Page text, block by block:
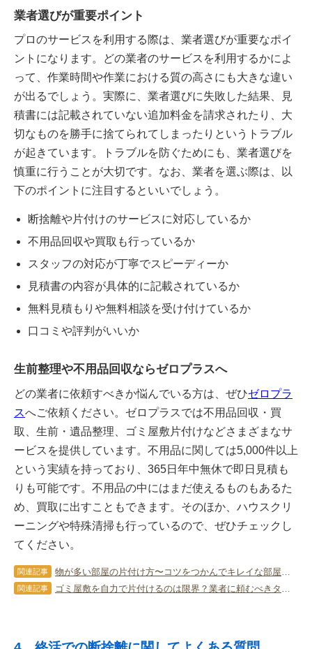
業者選びが重要ポイント
プロのサービスを利用する際は、業者選びが重要なポイ
ントになります。どの業者のサービスを利用するかによ
って、作業時間や作業における質の高さにも大きな違い
が出るでしょう。実際に、業者選びに失敗した結果、見
積書には記載されていない追加料金を請求されたり、大
切なものを勝手に捨てられてしまったりというトラブル
が起きています。トラブルを防ぐためにも、業者選びを
慎重に行うことが大切です。なお、業者を選ぶ際は、以
下のポイントに注目するといいでしょう。
断捨離や片付けのサービスに対応しているか
不用品回収や買取も行っているか
スタッフの対応が丁寧でスピーディーか
見積書の内容が具体的に記載されているか
無料見積もりや無料相談を受け付けているか
口コミや評判がいいか
生前整理や不用品回収ならゼロプラスへ
どの業者に依頼すべきか悩んでいる方は、ぜひゼロプラ
スへご依頼ください。ゼロプラスでは不用品回収・買
取、生前・遺品整理、ゴミ屋敷片付けなどさまざまなサ
ービスを提供しています。不用品に関しては5,000件以上
という実績を持っており、365日年中無休で即日見積も
りも可能です。不用品の中にはまだ使えるものもあるた
め、買取に出すこともできます。そのほか、ハウスクリ
ーニングや特殊清掃も行っているので、ぜひチェックし
てください。
関連記事
関連記事